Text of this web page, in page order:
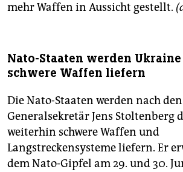
mehr Waffen in Aussicht gestellt.
Nato-Staaten werden
schwere Waffen liefern
Die Nato-Staaten werden nach
Generalsekretär Jens Stoltenberg
weiterhin schwere Waffen und
Langstreckensysteme liefern. Er
dem Nato-Gipfel am 29. und 30.